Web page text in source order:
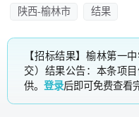
陕西-榆林市 结果
【招标结果】榆林第一
交）结果公告：本条项
供。登录后即可免费查看